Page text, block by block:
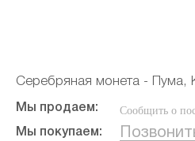
Серебряная монета - Пума,
Мы продаем: Сообщить о
Мы покупаем: